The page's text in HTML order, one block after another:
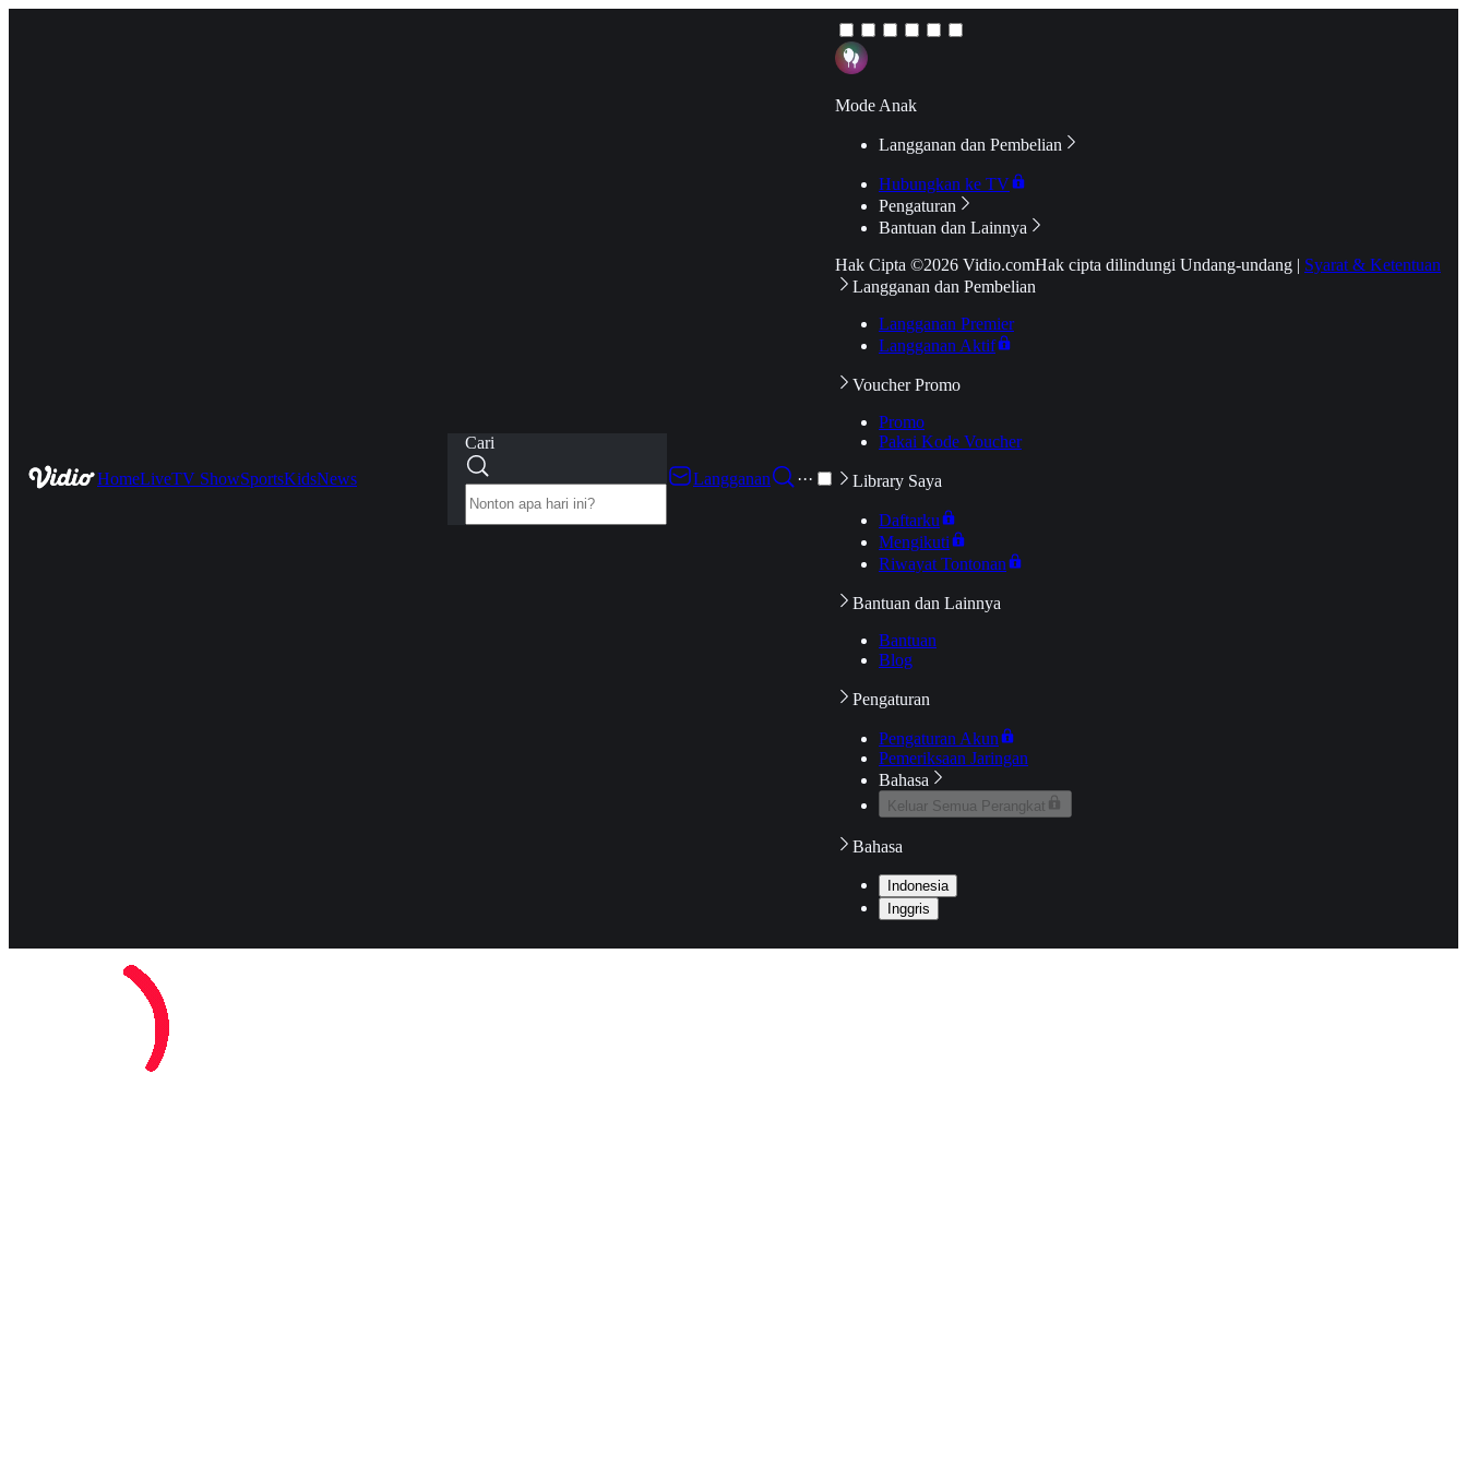
HomeLiveTV ShowSportsKidsNews
Cari
Langganan
···
Mode Anak
Langganan dan Pembelian
Hubungkan ke TV
Pengaturan
Bantuan dan Lainnya
Hak Cipta ©2026 Vidio.comHak cipta dilindungi Undang-undang | Syarat & Ketentuan
Langganan dan Pembelian
Langganan Premier
Langganan Aktif
Voucher Promo
Promo
Pakai Kode Voucher
Library Saya
Daftarku
Mengikuti
Riwayat Tontonan
Bantuan dan Lainnya
Bantuan
Blog
Pengaturan
Pengaturan Akun
Pemeriksaan Jaringan
Bahasa
Keluar Semua Perangkat
Bahasa
Indonesia
Inggris